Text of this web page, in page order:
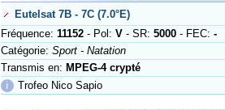
Eutelsat 7B - 7C (7.0°E)
Fréquence: 11152- Pol: V- SR: 5000- FEC: -
Catégorie: Sport - Natation
Transmis en: MPEG-4 crypté
ℹ
Trofeo Nico Sapio